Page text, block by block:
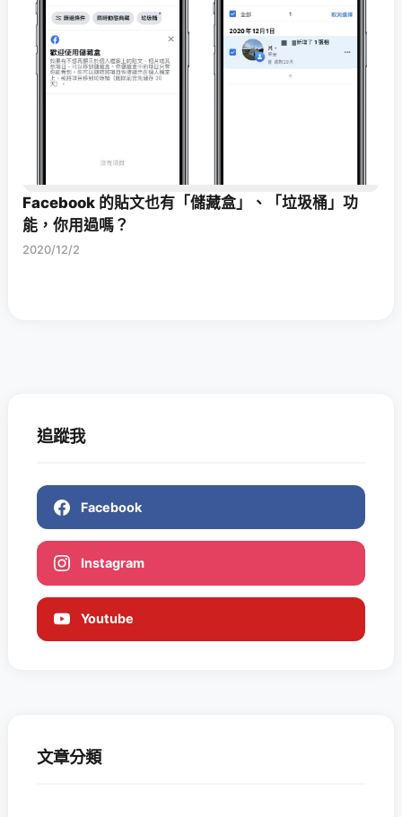
Facebook 的貼文也有「儲藏盒」、「垃圾桶」功
能，你用過嗎？
2020/12/2
追蹤我
Facebook
Instagram
Youtube
文章分類